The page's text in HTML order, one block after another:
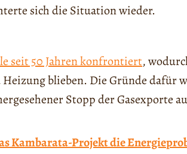
sich die Situation wieder.
seit 50 Jahren konfrontiert,
blieben. Die Gründe dafür
Stopp der Gasexporte
Kambarata-Projekt die